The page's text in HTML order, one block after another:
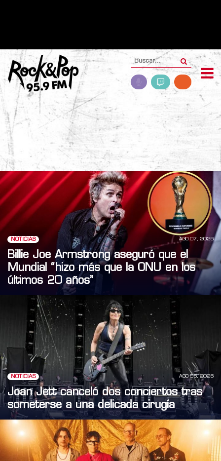
NOTICIAS AGO 07, 2026
Billie Joe Armstrong aseguró que el
Mundial “hizo más que la ONU en los
últimos 20 años”
NOTICIAS AGO 06, 2026
Joan Jett canceló dos conciertos tras
someterse a una delicada cirugía